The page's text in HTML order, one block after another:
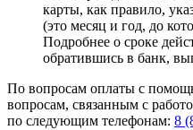
карты, как правило,
(это месяц и год, до
Подробнее о сроке
обратившись в банк,
По вопросам оплаты с
вопросам, связанным с
по следующим телефонам: 8